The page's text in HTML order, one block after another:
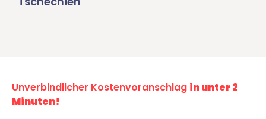
Unverbindlicher Kostenvoranschlag in unter 2
Minuten!